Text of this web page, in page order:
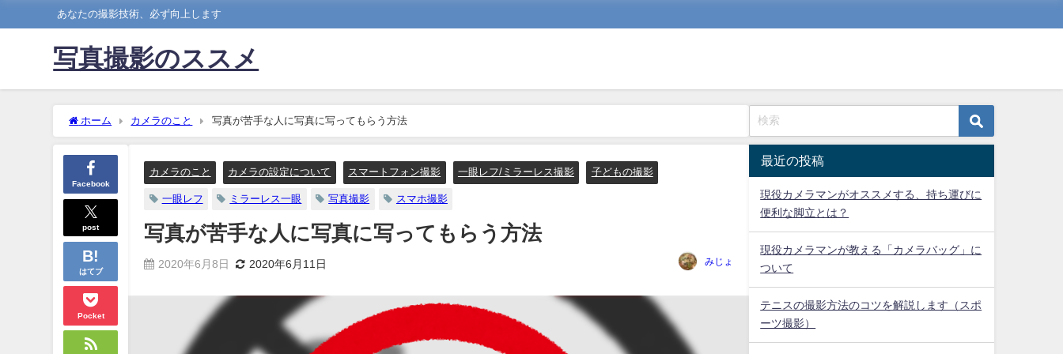
あなたの撮影技術、必ず向上します
写真撮影のススメ
ホーム カメラのこと 写真が苦手な人に写真に写ってもらう方法
Facebook
post
はてブ
Pocket
カメラのこと カメラの設定について スマートフォン撮影 一眼レフ/ミラーレス撮影 子どもの撮影
一眼レフ ミラーレス一眼 写真撮影 スマホ撮影
写真が苦手な人に写真に写ってもらう方法
2020年6月8日 2020年6月11日 みじょ
最近の投稿
現役カメラマンがオススメする、持ち運びに
便利な脚立とは？
現役カメラマンが教える「カメラバッグ」に
ついて
テニスの撮影方法のコツを解説します（スポ
ーツ撮影）